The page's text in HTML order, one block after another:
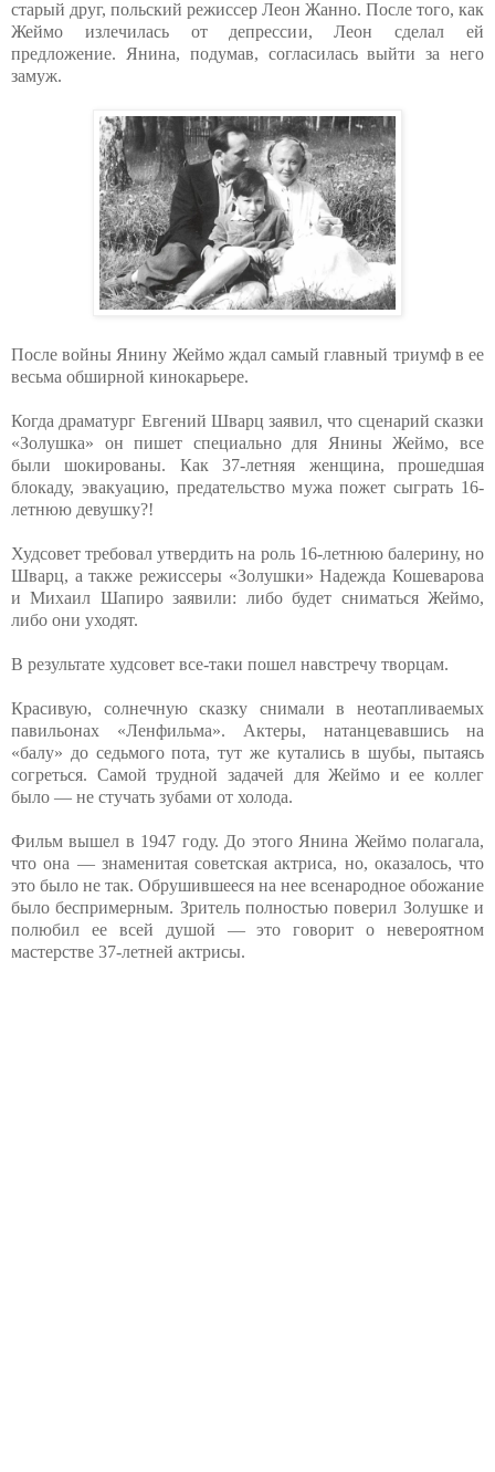
старый друг, польский режиссер Леон Жанно. После того, как
Жеймо излечилась от депрессии, Леон сделал ей
предложение. Янина, подумав, согласилась выйти за него
замуж.
После войны Янину Жеймо ждал самый главный триумф в ее
весьма обширной кинокарьере.
Когда драматург Евгений Шварц заявил, что сценарий сказки
«Золушка» он пишет специально для Янины Жеймо, все
были шокированы. Как 37-летняя женщина, прошедшая
блокаду, эвакуацию, предательство мужа пожет сыграть 16-
летнюю девушку?!
Худсовет требовал утвердить на роль 16-летнюю балерину, но
Шварц, а также режиссеры «Золушки» Надежда Кошеварова
и Михаил Шапиро заявили: либо будет сниматься Жеймо,
либо они уходят.
В результате худсовет все-таки пошел навстречу творцам.
Красивую, солнечную сказку снимали в неотапливаемых
павильонах «Ленфильма». Актеры, натанцевавшись на
«балу» до седьмого пота, тут же кутались в шубы, пытаясь
согреться. Самой трудной задачей для Жеймо и ее коллег
было — не стучать зубами от холода.
Фильм вышел в 1947 году. До этого Янина Жеймо полагала,
что она — знаменитая советская актриса, но, оказалось, что
это было не так. Обрушившееся на нее всенародное обожание
было беспримерным. Зритель полностью поверил Золушке и
полюбил ее всей душой — это говорит о невероятном
мастерстве 37-летней актрисы.